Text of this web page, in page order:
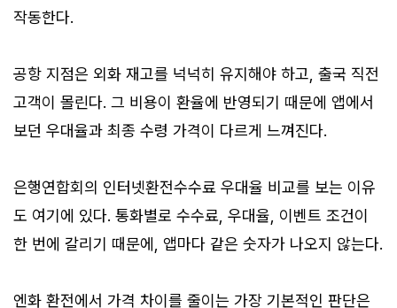
작동한다.
공항 지점은 외화 재고를 넉넉히 유지해야 하고, 출국 직전
고객이 몰린다. 그 비용이 환율에 반영되기 때문에 앱에서
보던 우대율과 최종 수령 가격이 다르게 느껴진다.
은행연합회의 인터넷환전수수료 우대율 비교를 보는 이유
도 여기에 있다. 통화별로 수수료, 우대율, 이벤트 조건이
한 번에 갈리기 때문에, 앱마다 같은 숫자가 나오지 않는다.
엔화 환전에서 가격 차이를 줄이는 가장 기본적인 판단은